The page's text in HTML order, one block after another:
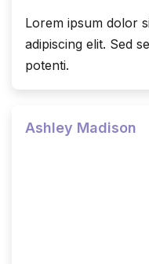
Lorem ipsum dolor
adipiscing elit. Sed
potenti.
Ashley Madison